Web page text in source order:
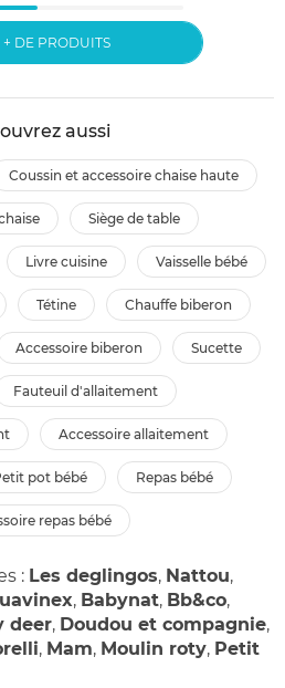
+ DE PRODUITS
aussi
coussin et accessoire chaise haute
siège de table
livre cuisine vaisselle bébé
tétine chauffe biberon
accessoire biberon sucette
fauteuil d'allaitement
accessoire allaitement
petit pot bébé repas bébé
repas bébé
: Les deglingos, Nattou,
, Babynat, Bb&co,
deer, Doudou et compagnie,
, Mam, Moulin roty, Petit